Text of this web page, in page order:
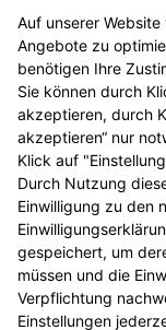
sobald
Auf unserer
Angebote zu
benötigen Ihre
Sie können durch
akzeptieren, durch
akzeptieren“ nur
Klick auf
Durch Nutzung
Einwilligung zu den
gespeichert, um
müssen und die
Verpflichtung
Einstellungen